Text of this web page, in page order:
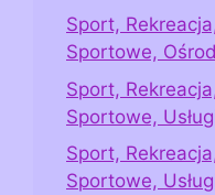
Sport,
Sportowe,
Sport,
Sportowe,
Sport,
Sportowe,